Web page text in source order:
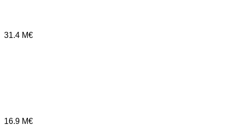
31.4 M€
16.9 M€